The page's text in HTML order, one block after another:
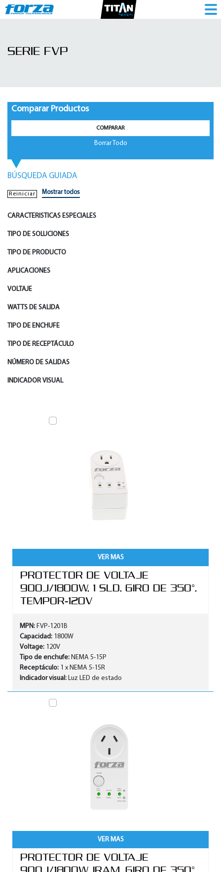
FVP
Voltaje
SERIE FVP
Comparar Productos
COMPARAR
Borrar Todo
BÚSQUEDA GUIADA
Reiniciar Mostrar todos
CARACTERISTICAS ESPECIALES
TIPO DE SOLUCIONES
TIPO DE PRODUCTO
APLICACIONES
VOLTAJE
WATTS DE SALIDA
TIPO DE ENCHUFE
TIPO DE RECEPTÁCULO
NÚMERO DE SALIDAS
INDICADOR VISUAL
VER MAS
PROTECTOR DE VOLTAJE
900J/1800W, 1 SLD, GIRO DE 350°,
TEMPOR-120V
MPN: FVP-1201B
Capacidad: 1800W
Voltage: 120V
Tipo de enchufe: NEMA 5-15P
Receptáculo: 1 x NEMA 5-15R
Indicador visual: Luz LED de estado
VER MAS
PROTECTOR DE VOLTAJE